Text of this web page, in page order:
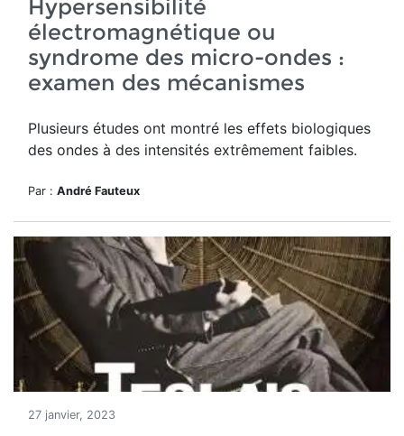
Hypersensibilité
électromagnétique ou
syndrome des micro-ondes :
examen des mécanismes
Plusieurs études ont montré les effets biologiques
des ondes à des intensités extrêmement faibles.
Par : André Fauteux
27 janvier, 2023